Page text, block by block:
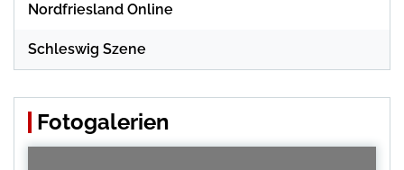
Nordfriesland Online
Schleswig Szene
Fotogalerien